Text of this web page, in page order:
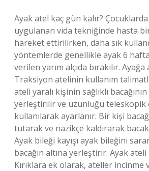
Ayak atel kaç gün kalır?
uygulanan vida tekniğinde hasta
hareket ettirilirken, daha sık
yöntemlerde genellikle ayak 6
verilen yarım alçıda bırakılır. Ayağa
Traksiyon atelinin kullanım
ateli yaralı kişinin sağlıklı bacağının
yerleştirilir ve uzunluğu teleskopik
kullanılarak ayarlanır. Bir kişi
tutarak ve nazikçe kaldırarak
Ayak bileği kayışı ayak bileğini
bacağın altına yerleştirir. Ayak ateli
Kırıklara ek olarak, ateller